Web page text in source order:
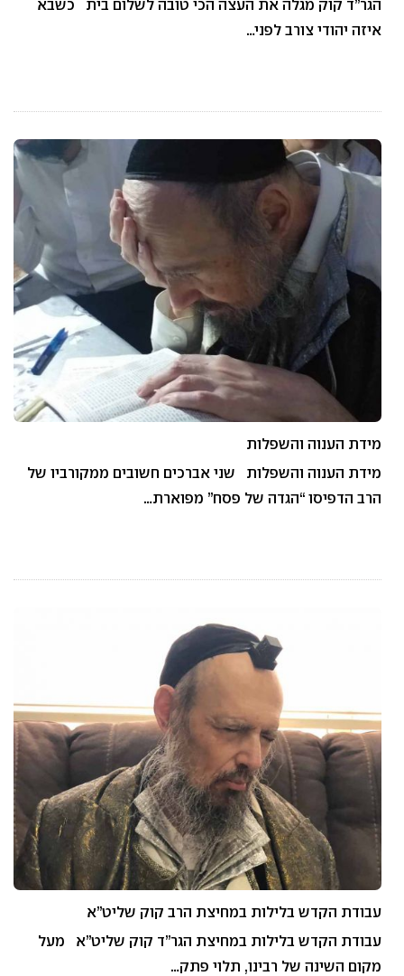
הגר”ד קוק מגלה את העצה הכי טובה לשלום בית כשבא
איזה יהודי צורב לפני…
מידת הענוה והשפלות
מידת הענוה והשפלות שני אברכים חשובים ממקורביו של
הרב הדפיסו “הגדה של פסח” מפוארת…
עבודת הקדש בלילות במחיצת הרב קוק שליט”א
עבודת הקדש בלילות במחיצת הגר”ד קוק שליט”א מעל
מקום השינה של רבינו, תלוי פתק…